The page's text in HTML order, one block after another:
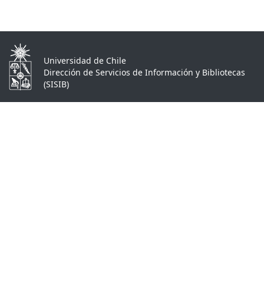
Universidad de Chile
Dirección de Servicios de Información y Bibliotecas
(SISIB)